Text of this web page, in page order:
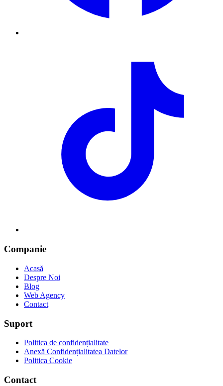
Companie
Acasă
Despre Noi
Blog
Web Agency
Contact
Suport
Politica de confidențialitate
Anexă Confidențialitatea Datelor
Politica Cookie
Contact